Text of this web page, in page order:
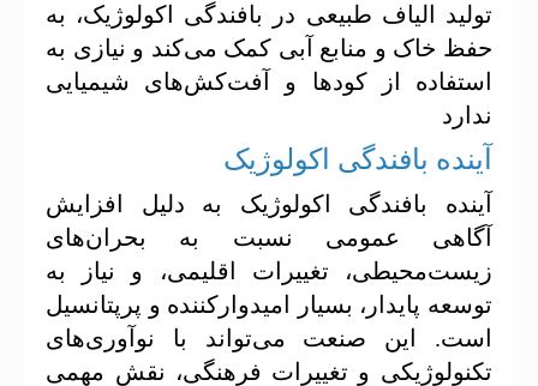
تولید الیاف طبیعی در بافندگی اکولوژیک، به
حفظ خاک و منابع آبی کمک می‌کند و نیازی به
استفاده از کودها و آفت‌کش‌های شیمیایی
ندارد
آینده بافندگی اکولوژیک
آینده بافندگی اکولوژیک به دلیل افزایش
آگاهی عمومی نسبت به بحران‌های
زیست‌محیطی، تغییرات اقلیمی، و نیاز به
توسعه پایدار، بسیار امیدوارکننده و پرپتانسیل
است. این صنعت می‌تواند با نوآوری‌های
تکنولوژیکی و تغییرات فرهنگی، نقش مهمی